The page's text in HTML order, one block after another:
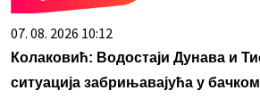
07. 08. 2026 10:12
Колаковић: Водостаји Дунава и
ситуација забрињавајућа у